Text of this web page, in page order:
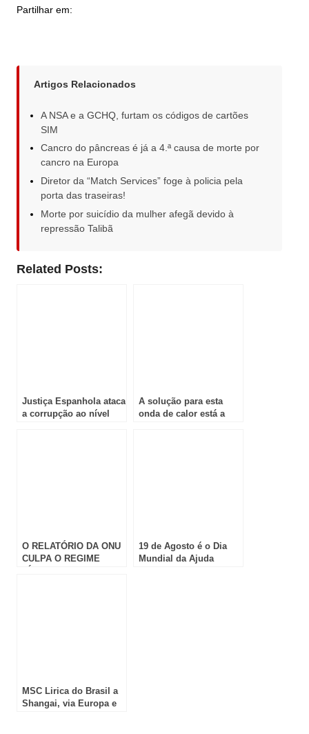
Partilhar em:
Artigos Relacionados
A NSA e a GCHQ, furtam os códigos de cartões
SIM
Cancro do pâncreas é já a 4.ª causa de morte por
cancro na Europa
Diretor da “Match Services” foge à policia pela
porta das traseiras!
Morte por suicídio da mulher afegã devido à
repressão Talibã
Related Posts:
Justiça Espanhola ataca
a corrupção ao nível
A solução para esta
onda de calor está a
O RELATÓRIO DA ONU
CULPA O REGIME
19 de Agosto é o Dia
Mundial da Ajuda
MSC Lirica do Brasil a
Shangai, via Europa e